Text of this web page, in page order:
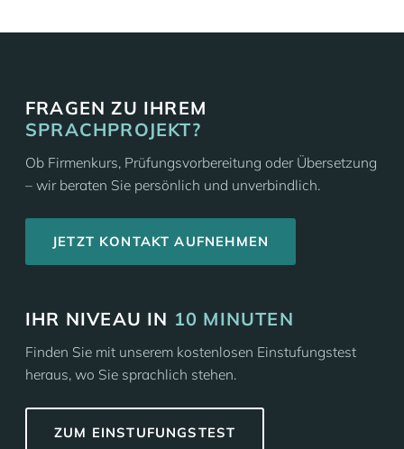
FRAGEN ZU IHREM
SPRACHPROJEKT?
Ob Firmenkurs, Prüfungsvorbereitung oder Übersetzung
– wir beraten Sie persönlich und unverbindlich.
JETZT KONTAKT AUFNEHMEN
IHR NIVEAU IN 10 MINUTEN
Finden Sie mit unserem kostenlosen Einstufungstest
heraus, wo Sie sprachlich stehen.
ZUM EINSTUFUNGSTEST